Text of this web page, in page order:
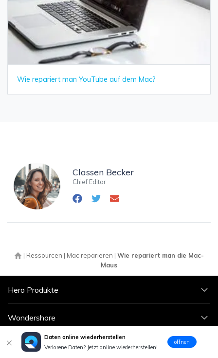
Wie repariert man YouTube auf dem Mac?
Classen Becker
Chief Editor
| Ressourcen | Mac reparieren | Wie repariert man die Mac-
Maus
Hero Produkte
Wondershare
KI entdecken
Daten online wiederherstellen
Verlorene Daten? Jetzt online wiederherstellen!
öffnen